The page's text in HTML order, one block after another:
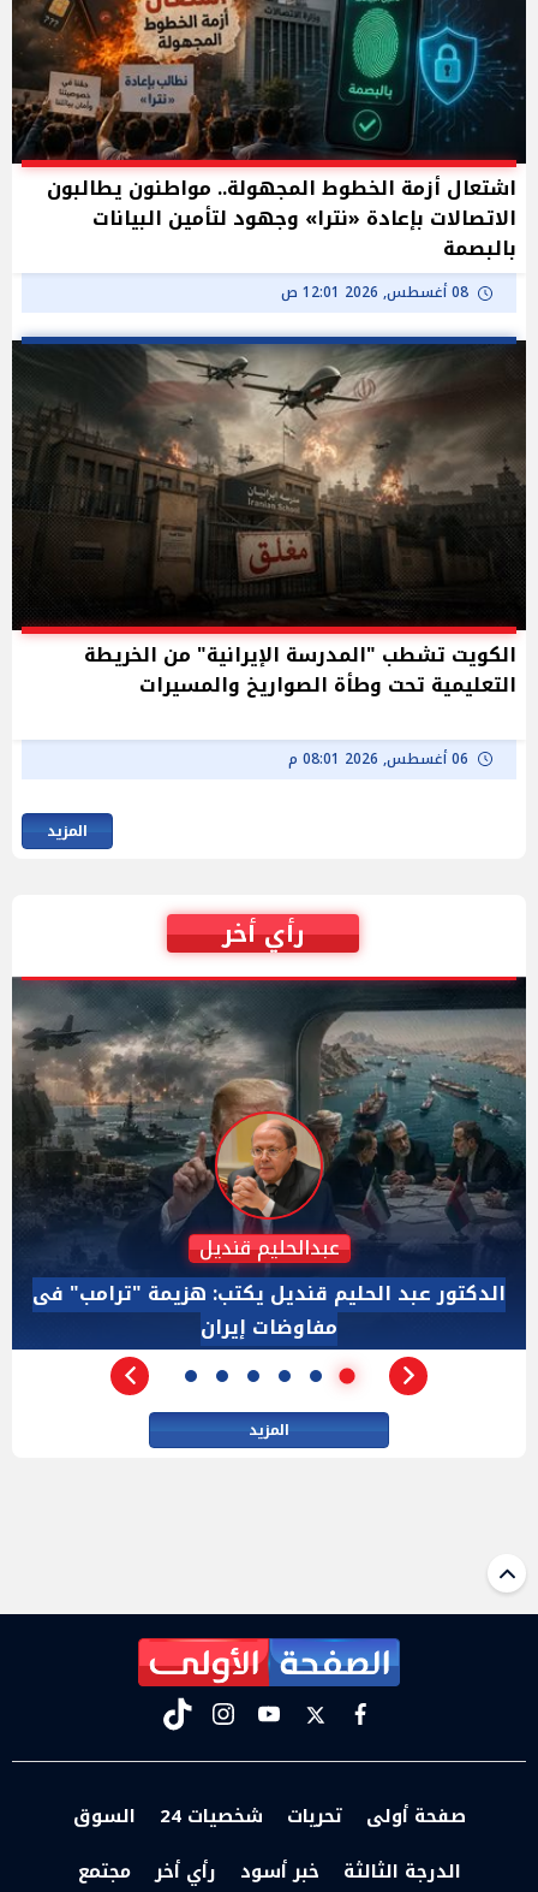
اشتعال أزمة الخطوط المجهولة.. مواطنون يطالبون
الاتصالات بإعادة «نترا» وجهود لتأمين البيانات
بالبصمة
08 أغسطس, 2026 12:01 ص
الكويت تشطب "المدرسة الإيرانية" من الخريطة
التعليمية تحت وطأة الصواريخ والمسيرات
06 أغسطس, 2026 08:01 م
المزيد
رأي أخر
محمد الطماوي
معلمو الحصة وقرار الاستبعاد.. من ينتصر للعدالة؟
المزيد
facebook
twitter
youtube
instagram
tiktok
صفحة أولى تحريات شخصيات 24
السوق
الدرجة الثالثة
خبر أسود رأي أخر مجتمع